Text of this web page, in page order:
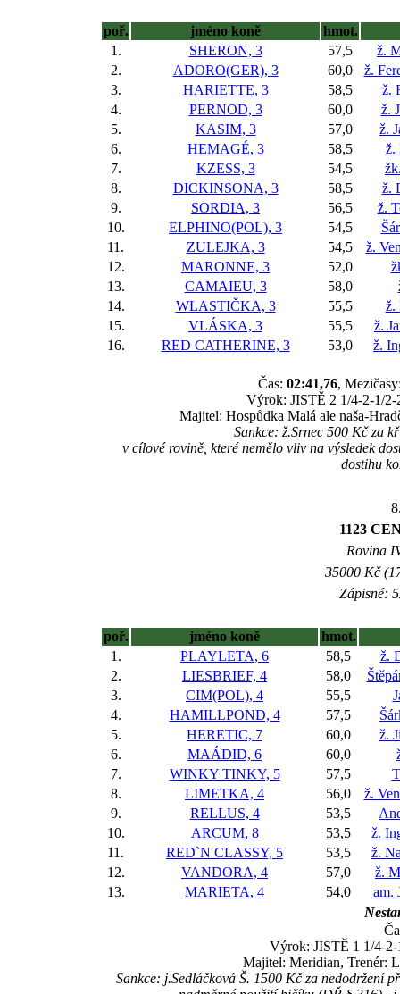
poř. jméno koně
hmot.
1.
SHERON, 3 57,5
ž.
2.
ADORO(GER), 3 60,0
ž.
3.
HARIETTE, 3 58,5
ž.
4.
PERNOD, 3 60,0
ž.
5.
KASIM, 3 57,0
ž.
6.
HEMAGÉ, 3 58,5
ž.
7.
KZESS, 3 54,5
8.
DICKINSONA, 3 58,5
ž.
9.
SORDIA, 3 56,5
ž.
10.
ELPHINO(POL), 3 54,5
11.
ZULEJKA, 3 54,5
ž.
12.
MARONNE, 3 52,0
13.
CAMAIEU, 3 58,0
14.
WLASTIČKA, 3 55,5
ž.
15.
VLÁSKA, 3 55,5
ž.
16.
RED CATHERINE, 3 53,0 ž.
Čas: 02:41,76,
Výrok: JISTĚ 2 1/4-2-1/
Majitel: Hospůdka Malá ale naša-
Sankce: ž.Srnec 500 Kč za
v cílové rovině, které nemělo vliv na výsledek
dostihu
1123
Rovina
35000 Kč
Zápisné:
poř. jméno koně
hmot.
1.
PLAYLETA, 6 58,5
ž.
2.
LIESBRIEF, 4 58,0
3.
CIM(POL), 4 55,5
4.
HAMILLPOND, 4 57,5
5.
HERETIC, 7 60,0
ž.
6.
MAÁDID, 6 60,0
7.
WINKY TINKY, 5 57,5
8.
LIMETKA, 4 56,0
ž.
9.
RELLUS, 4 53,5
10.
ARCUM, 8 53,5
ž.
11.
RED`N CLASSY, 5 53,5
ž.
12.
VANDORA, 4 57,0
ž.
13.
MARIETA, 4 54,0
am.
Výrok: JISTĚ 1 1/4-2-
Majitel: Meridian, Trenér:
Sankce: j.Sedláčková Š. 1500 Kč za nedodržení